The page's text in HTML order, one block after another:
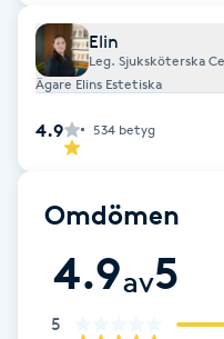
Extensions borttagning
Eyeliner-tatuering
Face framing
Faceliftmassage
Fet hårbotten
Elin
Leg.
Ägare Elins Estetiska
4.9 534 betyg
Omdömen
4.9av5
5